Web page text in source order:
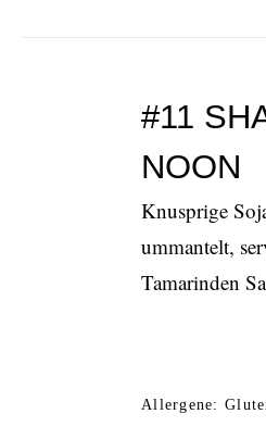
#11
NOON
Knusprige
ummantelt,
Tamarinden
Allergene: